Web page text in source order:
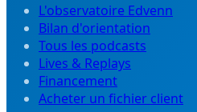
L'observatoire Edvenn
Bilan d'orientation
Tous les podcasts
Lives & Replays
Financement
Acheter un fichier client